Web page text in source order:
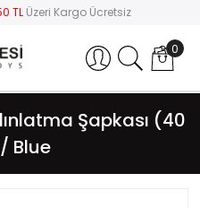
TL Üzeri Kargo Ücretsiz
Hesabım 0
Şapkası (40
Blue